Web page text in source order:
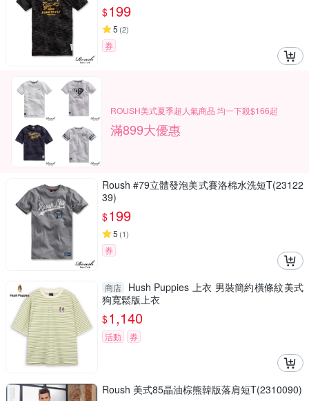
$199
5 (2)
券
ROUSH美式夏季超人氣商品 均一下殺$166起
滿899大優惠
Roush #79立體發泡美式賽洛棉水洗短T(23122
39)
$199
5 (1)
券
商店
Hush Puppies 上衣 男裝簡約橫條紋美式
狗寬鬆版上衣
$1,140
活動 券
Roush 美式85晶油棕熊韓版落肩短T(2310090)